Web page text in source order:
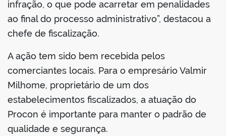
infração, o que pode acarretar em penalidades
ao final do processo administrativo”, destacou a
chefe de fiscalização.
A ação tem sido bem recebida pelos
comerciantes locais. Para o empresário Valmir
Milhome, proprietário de um dos
estabelecimentos fiscalizados, a atuação do
Procon é importante para manter o padrão de
qualidade e segurança.